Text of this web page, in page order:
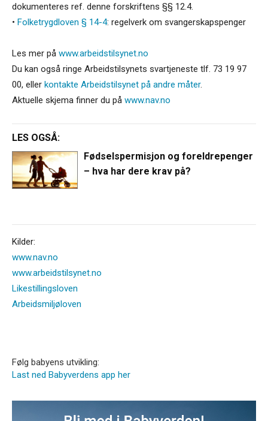
dokumenteres ref. denne forskriftens §§ 12.4.
• Folketrygdloven § 14-4: regelverk om svangerskapspenger
Les mer på www.arbeidstilsynet.no
Du kan også ringe Arbeidstilsynets svartjeneste tlf. 73 19 97
00, eller kontakte Arbeidstilsynet på andre måter.
Aktuelle skjema finner du på www.nav.no
LES OGSÅ:
Fødselspermisjon og foreldrepenger
– hva har dere krav på?
Kilder:
www.nav.no
www.arbeidstilsynet.no
Likestillingsloven
Arbeidsmiljøloven
Følg babyens utvikling:
Last ned Babyverdens app her